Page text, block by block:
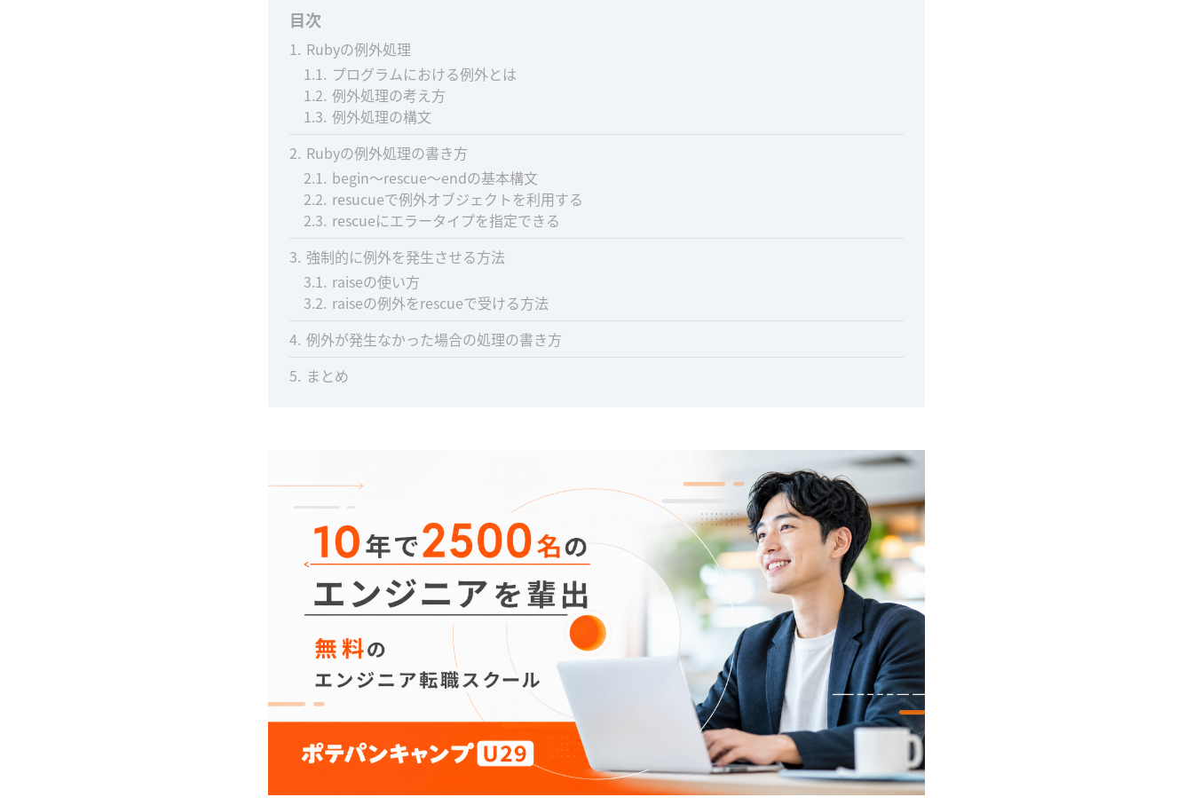
目次
1 Rubyの例外処理
1.1 プログラムにおける例外とは
1.2 例外処理の考え方
1.3 例外処理の構文
2 Rubyの例外処理の書き方
2.1 begin～rescue～endの基本構文
2.2 resucueで例外オブジェクトを利用する
2.3 rescueにエラータイプを指定できる
3 強制的に例外を発生させる方法
3.1 raiseの使い方
3.2 raiseの例外をrescueで受ける方法
4 例外が発生なかった場合の処理の書き方
5 まとめ